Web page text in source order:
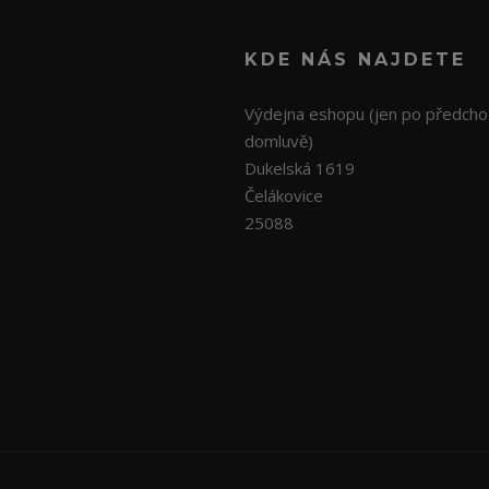
KDE NÁS NAJDETE
Výdejna eshopu (jen po
domluvě)
Dukelská 1619
Čelákovice
25088